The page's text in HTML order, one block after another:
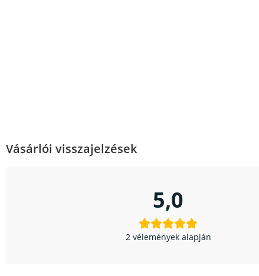
Vásárlói visszajelzések
5,0
2 vélemények alapján